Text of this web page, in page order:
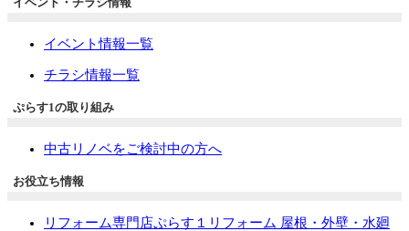
イベント情報一覧
チラシ情報一覧
ぷらす1の取り組み
中古リノベをご検討中の方へ
お役立ち情報
リフォーム専門店ぷらす１リフォーム 屋根・外壁・水廻